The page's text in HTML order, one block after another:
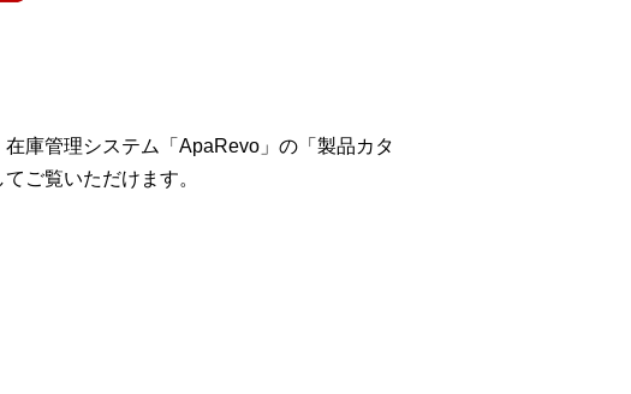
庫管理システム「ApaRevo」の「製品カタ
ご覧いただけます。